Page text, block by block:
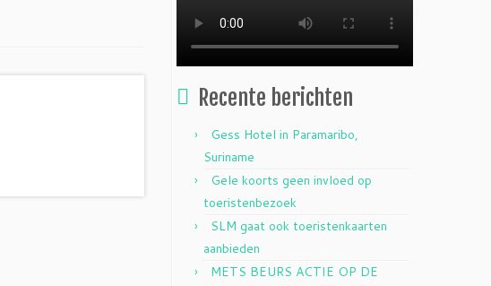
Recente berichten
Gess Hotel in Paramaribo,
Suriname
Gele koorts geen invloed op
toeristenbezoek
SLM gaat ook toeristenkaarten
aanbieden
METS BEURS ACTIE OP DE